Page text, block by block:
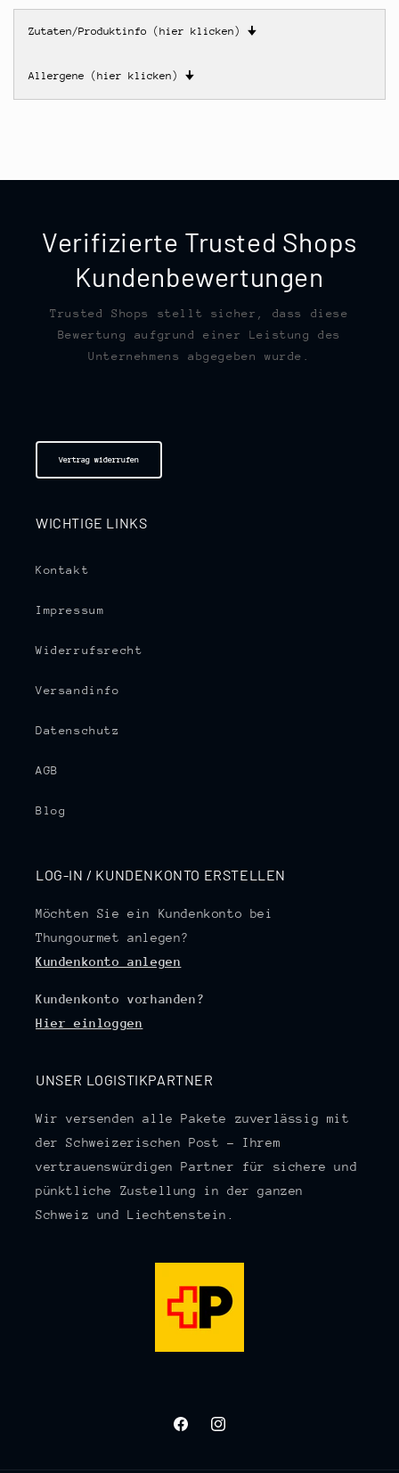
Zutaten/Produktinfo (hier klicken) 🠋
Allergene (hier klicken) 🠋
Verifizierte Trusted Shops
Kundenbewertungen
Trusted Shops stellt sicher, dass diese
Bewertung aufgrund einer Leistung des
Unternehmens abgegeben wurde.
Vertrag widerrufen
WICHTIGE LINKS
Kontakt
Impressum
Widerrufsrecht
Versandinfo
Datenschutz
AGB
Blog
LOG-IN / KUNDENKONTO ERSTELLEN
Möchten Sie ein Kundenkonto bei
Thungourmet anlegen?
Kundenkonto anlegen
Kundenkonto vorhanden?
Hier einloggen
UNSER LOGISTIKPARTNER
Wir versenden alle Pakete zuverlässig mit
der Schweizerischen Post – Ihrem
vertrauenswürdigen Partner für sichere und
pünktliche Zustellung in der ganzen
Schweiz und Liechtenstein.
FacebookInstagram